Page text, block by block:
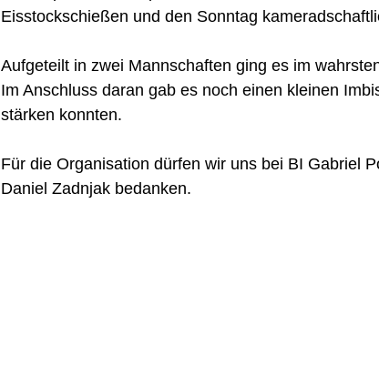
Eisstockschießen und den Sonntag
Aufgeteilt in zwei Mannschaften ging es im
Im Anschluss daran gab es noch einen kleinen
stärken konnten.
Für die Organisation dürfen wir uns bei BI Gabriel
Daniel Zadnjak bedanken.